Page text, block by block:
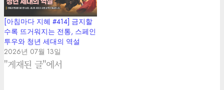
[아침마다 지혜 #414] 금지할
수록 뜨거워지는 전통, 스페인
투우와 청년 세대의 역설
2026년 07월 13일
"게재된 글"에서